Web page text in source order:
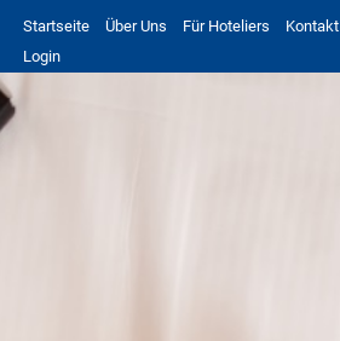
Startseite Über Uns Für Hoteliers
Kontakt
Login